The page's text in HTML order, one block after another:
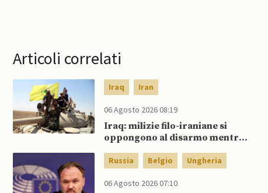
Articoli correlati
Iraq Iran
06 Agosto 2026 08:19
Iraq: milizie filo-iraniane si
oppongono al disarmo mentre
settembre
Russia Belgio Ungheria
06 Agosto 2026 07:10